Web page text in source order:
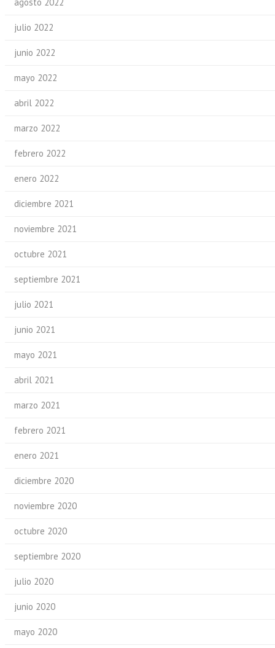
julio 2022
junio 2022
mayo 2022
abril 2022
marzo 2022
febrero 2022
enero 2022
diciembre 2021
noviembre 2021
octubre 2021
septiembre 2021
julio 2021
junio 2021
mayo 2021
abril 2021
marzo 2021
febrero 2021
enero 2021
diciembre 2020
noviembre 2020
octubre 2020
septiembre 2020
julio 2020
junio 2020
mayo 2020